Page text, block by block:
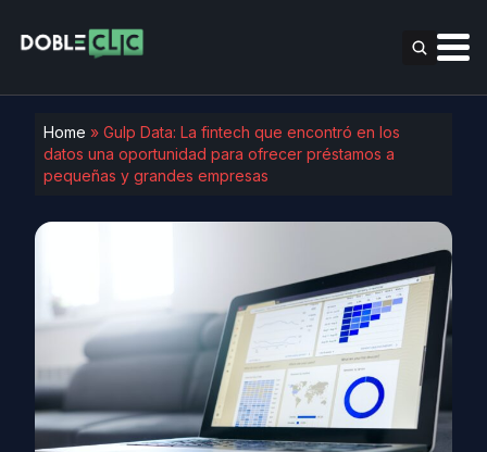
Home » Gulp Data: La fintech que encontró en los
datos una oportunidad para ofrecer préstamos a
pequeñas y grandes empresas